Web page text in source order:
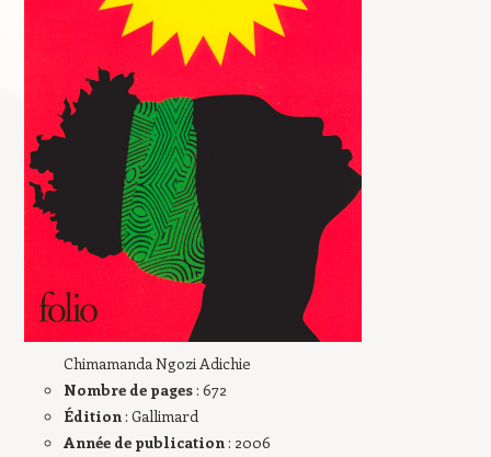
Chimamanda Ngozi Adichie
Nombre de pages: 672
Édition: Gallimard
Année de publication: 2006